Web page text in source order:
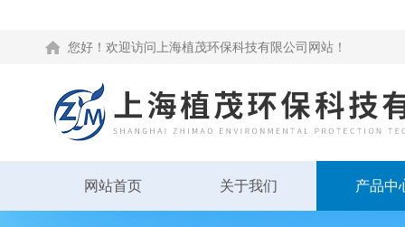
您好！欢迎访问上海植茂环保科技有限公司网站！
网站首页 关于我们 产品中